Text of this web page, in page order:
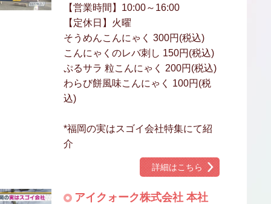
【営業時間】10:00～16:00
【定休日】火曜
そうめんこんにゃく 300円(税込)
こんにゃくのレバ刺し 150円(税込)
ぷるサラ 粒こんにゃく 200円(税込)
わらび餅風味こんにゃく 100円(税
込)
*福岡の実はスゴイ会社特集にて紹
介
詳細はこちら
アイクォーク株式会社 本社